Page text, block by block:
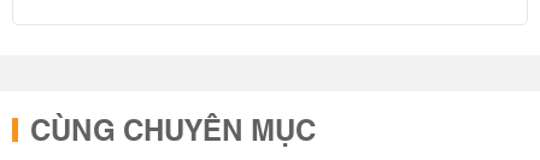
CÙNG CHUYÊN MỤC